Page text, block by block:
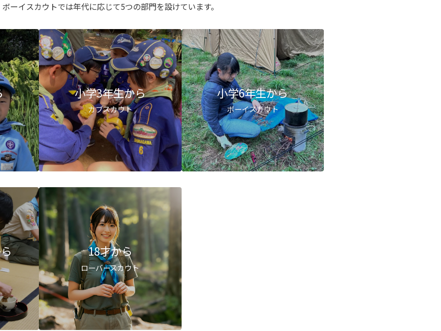
ボーイスカウトでは年代に応じて5つの部門を設けています。
小学3年生から
カブスカウト
小学6年生から
ボーイスカウト
18才から
ローバースカウト